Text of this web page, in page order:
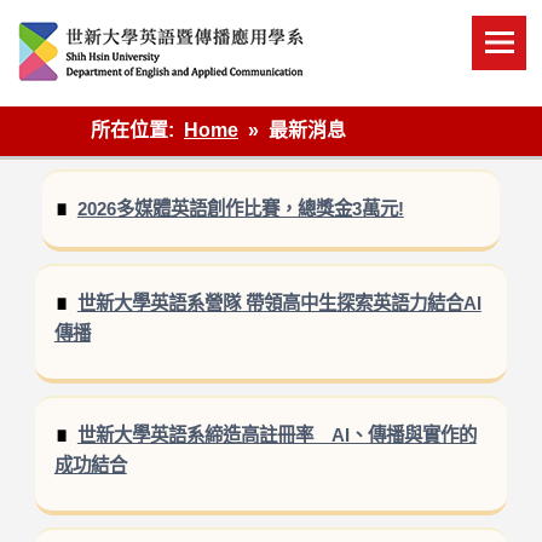
content
英語傳播
所在位置:
Home 最新消息
2026多媒體英語創作比賽，總獎金3萬元!
世新大學英語系營隊 帶領高中生探索英語力結合AI
傳播
世新大學英語系締造高註冊率 AI、傳播與實作的
成功結合